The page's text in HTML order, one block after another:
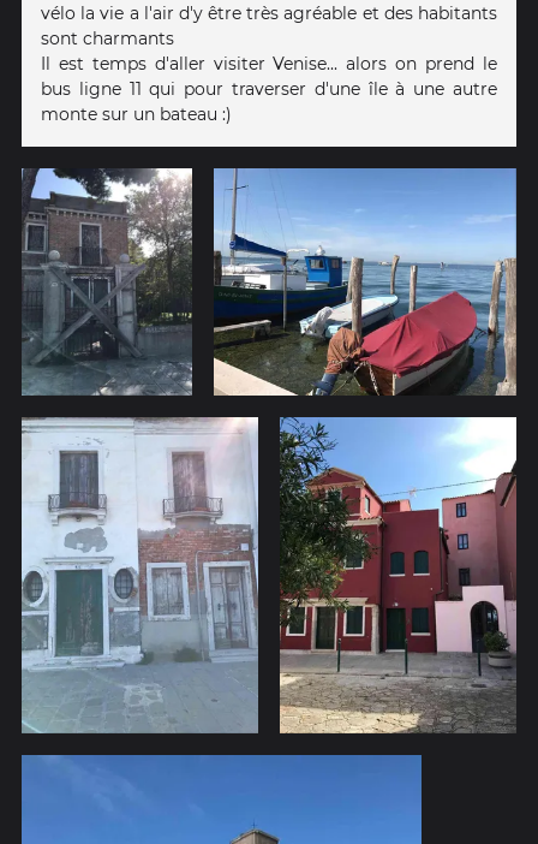
vélo la vie a l'air d'y être très agréable et des habitants
sont charmants
Il est temps d'aller visiter Venise... alors on prend le
bus ligne 11 qui pour traverser d'une île à une autre
monte sur un bateau :)